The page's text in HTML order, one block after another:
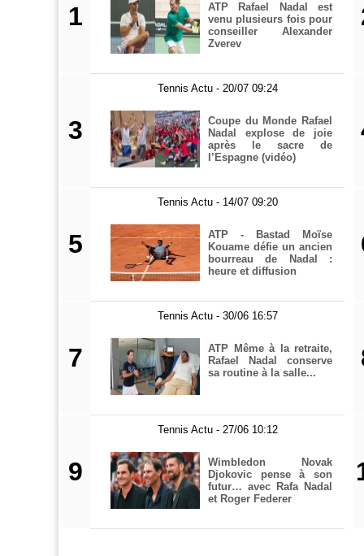
1
ATP Rafael Nadal est
venu plusieurs fois pour
conseiller Alexander
Zverev
3
Tennis Actu - 20/07 09:24
Coupe du Monde Rafael
Nadal explose de joie
après le sacre de
l’Espagne (vidéo)
5
Tennis Actu - 14/07 09:20
ATP - Bastad Moïse
Kouame défie un ancien
bourreau de Nadal :
heure et diffusion
7
Tennis Actu - 30/06 16:57
ATP Même à la retraite,
Rafael Nadal conserve
sa routine à la salle...
9
Tennis Actu - 27/06 10:12
Wimbledon Novak
Djokovic pense à son
futur… avec Rafa Nadal
et Roger Federer